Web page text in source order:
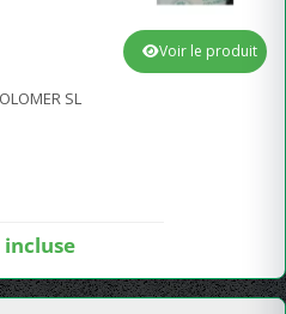
SL
Voir le produit